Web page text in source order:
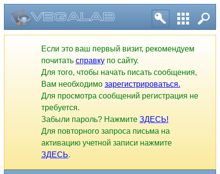
Если это ваш первый визит, рекомендуем
почитать справку по сайту.
Для того, чтобы начать писать сообщения,
Вам необходимо зарегистрироваться.
Для просмотра сообщений регистрация не
требуется.
Забыли пароль? Нажмите ЗДЕСЬ!
Для повторного запроса письма на
активацию учетной записи нажмите
ЗДЕСЬ.